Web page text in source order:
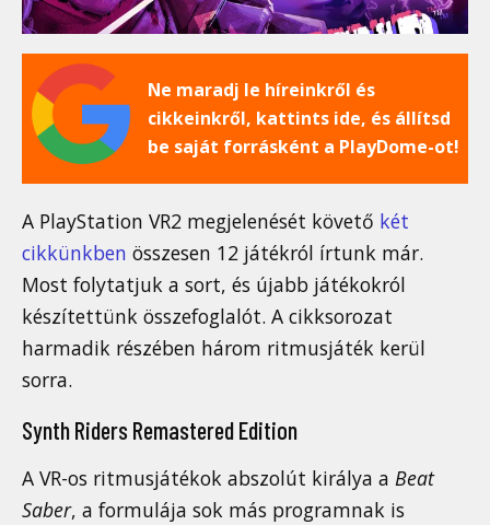
Ne maradj le híreinkről és
cikkeinkről, kattints ide, és állítsd
be saját forrásként a PlayDome-ot!
A PlayStation VR2 megjelenését követő két
cikkünkben összesen 12 játékról írtunk már.
Most folytatjuk a sort, és újabb játékokról
készítettünk összefoglalót. A cikksorozat
harmadik részében három ritmusjáték kerül
sorra.
Synth Riders Remastered Edition
A VR-os ritmusjátékok abszolút királya a Beat
Saber, a formulája sok más programnak is